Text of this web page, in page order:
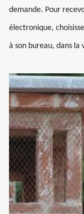
demande. Pour
électronique,
à son bureau, dans la